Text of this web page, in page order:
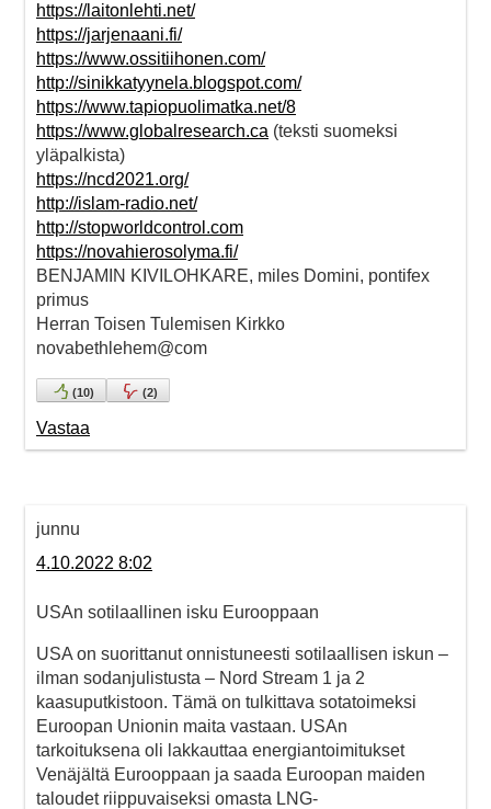
https://laitonlehti.net/
https://jarjenaani.fi/
https://www.ossitiihonen.com/
http://sinikkatyynela.blogspot.com/
https://www.tapiopuolimatka.net/8
https://www.globalresearch.ca (teksti suomeksi
yläpalkista)
https://ncd2021.org/
http://islam-radio.net/
http://stopworldcontrol.com
https://novahierosolyma.fi/
BENJAMIN KIVILOHKARE, miles Domini, pontifex
primus
Herran Toisen Tulemisen Kirkko
novabethlehem@com
(10) (2)
Vastaa
junnu
4.10.2022 8:02
USAn sotilaallinen isku Eurooppaan
USA on suorittanut onnistuneesti sotilaallisen iskun –
ilman sodanjulistusta – Nord Stream 1 ja 2
kaasuputkistoon. Tämä on tulkittava sotatoimeksi
Euroopan Unionin maita vastaan. USAn
tarkoituksena oli lakkauttaa energiantoimitukset
Venäjältä Eurooppaan ja saada Euroopan maiden
taloudet riippuvaiseksi omasta LNG-